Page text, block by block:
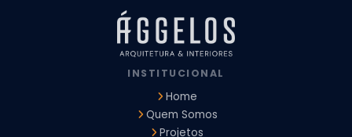
Arquiteto para Projeto Comercial em São Paulo
Arquiteto Comercial
Arquiteto para Reforma de Apartamento
Arquiteto para Reforma Residencial
Arquitetura para Reforma de Casas
Design de Interiores Apartamentos
Design de Interiores Residencial
Empresa de Arquitetura e Design
INSTITUCIONAL
Home
Quem Somos
Projetos